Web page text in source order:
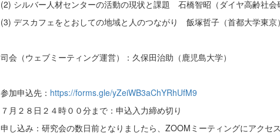
(2) シルバー人材センターの活動の現状と課題 石橋智昭（ダイヤ高齢社会
(3) デスカフェをとおしての地域と人のつながり 飯塚哲子（首都大学東京）
司会（ウェブミーティング運営）：久保田治助（鹿児島大学）
参加申込先： https://forms.gle/yZeiWB3aChYRhUfM9
７月２８日２４時００分まで：申込入力締め切り
申し込み：研究会の数日前となりましたら、ZOOMミーティングにアクセ